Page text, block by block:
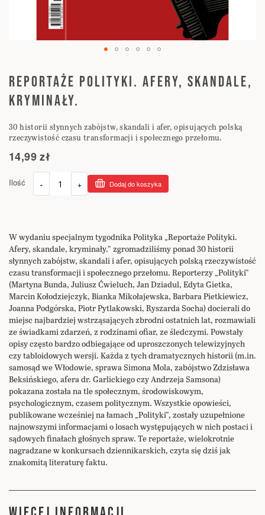
na
początek
galerii
REPORTAŻE POLITYKI. AFERY, SKANDALE,
KRYMINAŁY.
30 historii słynnych zabójstw, skandali i afer, opisujących polską
rzeczywistość czasu transformacji i społecznego przełomu.
14,99 zł
Ilość - + Dodaj do koszyka
W wydaniu specjalnym tygodnika Polityka „Reportaże Polityki.
Afery, skandale, kryminały.” zgromadziliśmy ponad 30 historii
słynnych zabójstw, skandali i afer, opisujących polską rzeczywistość
czasu transformacji i społecznego przełomu. Reporterzy „Polityki”
(Martyna Bunda, Juliusz Ćwieluch, Jan Dziadul, Edyta Gietka,
Marcin Kołodziejczyk, Bianka Mikołajewska, Barbara Pietkiewicz,
Joanna Podgórska, Piotr Pytlakowski, Ryszarda Socha) docierali do
miejsc najbardziej wstrząsających zbrodni ostatnich lat, rozmawiali
ze świadkami zdarzeń, z rodzinami ofiar, ze śledczymi. Powstały
opisy często bardzo odbiegające od uproszczonych telewizyjnych
czy tabloidowych wersji. Każda z tych dramatycznych historii (m.in.
samosąd we Włodowie, sprawa Simona Mola, zabójstwo Zdzisława
Beksińskiego, afera dr. Garlickiego czy Andrzeja Samsona)
pokazana została na tle społecznym, środowiskowym,
psychologicznym, czasem politycznym. Wszystkie opowieści,
publikowane wcześniej na łamach „Polityki”, zostały uzupełnione
najnowszymi informacjami o losach występujących w nich postaci i
sądowych finałach głośnych spraw. Te reportaże, wielokrotnie
nagradzane w konkursach dziennikarskich, czyta się dziś jak
znakomitą literaturę faktu.